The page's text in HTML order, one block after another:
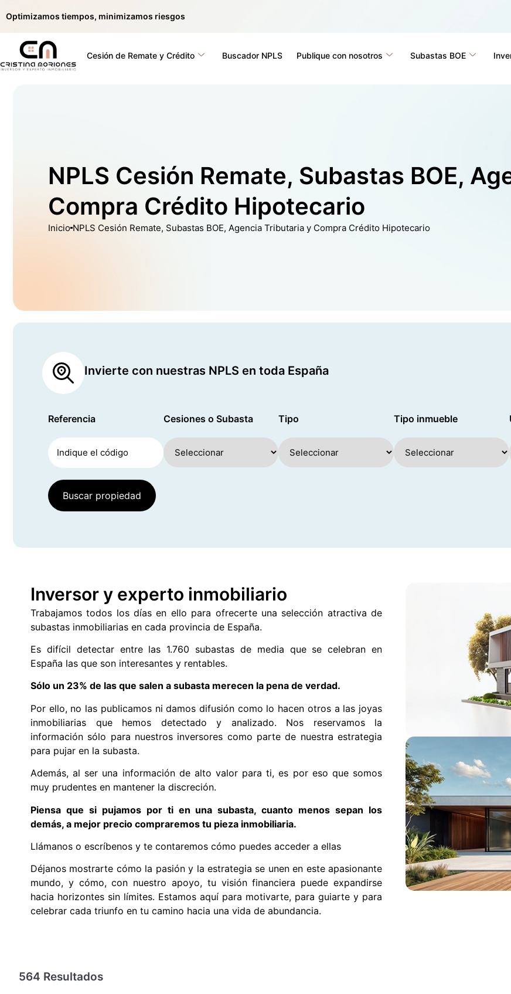
Optimizamos tiempos, minimizamos riesgos
Cesión de Remate y Crédito Buscador NPLS Publique con nosotros Subastas BOE
NPLS Cesión Remate, Subastas BOE,
Compra Crédito Hipotecario
Inicio NPLS Cesión Remate, Subastas BOE, Agencia Tributaria y Compra Crédito Hipotecario
Invierte con nuestras NPLS en toda España
Referencia Cesiones o Subasta Tipo Tipo inmueble
Buscar propiedad
Inversor y experto inmobiliario
Trabajamos todos los días en ello para ofrecerte una selección atractiva de
subastas inmobiliarias en cada provincia de España.
Es difícil detectar entre las 1.760 subastas de media que se celebran en
España las que son interesantes y rentables.
Sólo un 23% de las que salen a subasta merecen la pena de verdad.
Por ello, no las publicamos ni damos difusión como lo hacen otros a las joyas
inmobiliarias que hemos detectado y analizado. Nos reservamos la
información sólo para nuestros inversores como parte de nuestra estrategia
para pujar en la subasta.
Además, al ser una información de alto valor para ti, es por eso que somos
muy prudentes en mantener la discreción.
Piensa que si pujamos por ti en una subasta, cuanto menos sepan los
demás, a mejor precio compraremos tu pieza inmobiliaria.
Llámanos o escríbenos y te contaremos cómo puedes acceder a ellas
Déjanos mostrarte cómo la pasión y la estrategia se unen en este apasionante
mundo, y cómo, con nuestro apoyo, tu visión financiera puede expandirse
hacia horizontes sin límites. Estamos aquí para motivarte, para guiarte y para
celebrar cada triunfo en tu camino hacia una vida de abundancia.
564 Resultados